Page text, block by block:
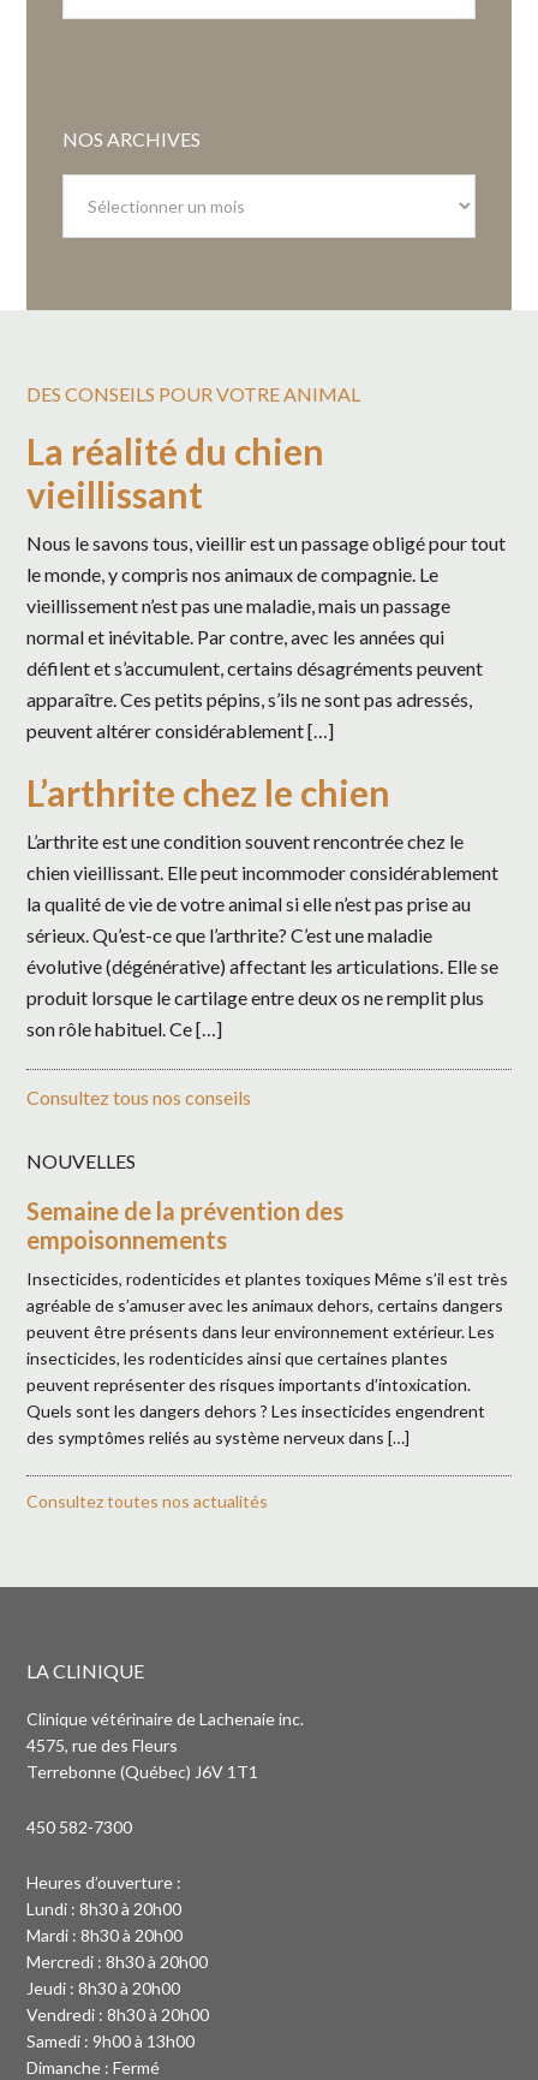
NOS ARCHIVES
archives
DES CONSEILS POUR VOTRE ANIMAL
La réalité du chien
vieillissant
Nous le savons tous, vieillir est un passage obligé pour tout
le monde, y compris nos animaux de compagnie. Le
vieillissement n’est pas une maladie, mais un passage
normal et inévitable. Par contre, avec les années qui
défilent et s’accumulent, certains désagréments peuvent
apparaître. Ces petits pépins, s’ils ne sont pas adressés,
peuvent altérer considérablement […]
L’arthrite chez le chien
L’arthrite est une condition souvent rencontrée chez le
chien vieillissant. Elle peut incommoder considérablement
la qualité de vie de votre animal si elle n’est pas prise au
sérieux. Qu’est-ce que l’arthrite? C’est une maladie
évolutive (dégénérative) affectant les articulations. Elle se
produit lorsque le cartilage entre deux os ne remplit plus
son rôle habituel. Ce […]
Consultez tous nos conseils
NOUVELLES
Semaine de la prévention des
empoisonnements
Insecticides, rodenticides et plantes toxiques Même s’il est très
agréable de s’amuser avec les animaux dehors, certains dangers
peuvent être présents dans leur environnement extérieur. Les
insecticides, les rodenticides ainsi que certaines plantes
peuvent représenter des risques importants d’intoxication.
Quels sont les dangers dehors ? Les insecticides engendrent
des symptômes reliés au système nerveux dans […]
Consultez toutes nos actualités
LA CLINIQUE
Clinique vétérinaire de Lachenaie inc.
4575, rue des Fleurs
Terrebonne (Québec) J6V 1T1
450 582-7300
Heures d’ouverture :
Lundi : 8h30 à 20h00
Mardi : 8h30 à 20h00
Mercredi : 8h30 à 20h00
Jeudi : 8h30 à 20h00
Vendredi : 8h30 à 20h00
Samedi : 9h00 à 13h00
Dimanche : Fermé